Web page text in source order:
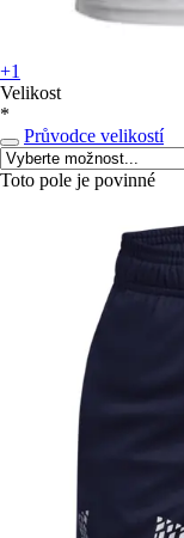
+1
Velikost
*
Průvodce velikostí
Toto pole je povinné